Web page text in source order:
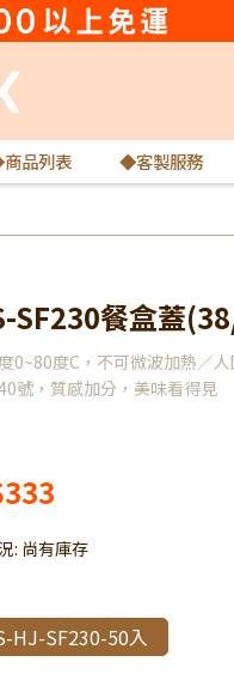
品列表 ◆客製服務
SF230餐盒蓋
0~80度C，不可微波加熱／
號，質感加分，美味看得見
: 尚有庫存
HJ-SF230-50入